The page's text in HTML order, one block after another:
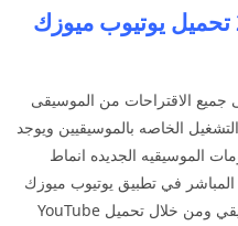
تنزيل يوتيوب ميوزك 2025 تحميل يوتيوب ميوزك
جميع الاقتراحات من الموسيقى
الخاصه بالموسيقيين ويوجد
الموسيقيه الجديده انماط
في تطبيق يوتيوب ميوزك
ولاستخدام افضل ادوات تحسين الموسيقي ومن خلال تحميل YouTube